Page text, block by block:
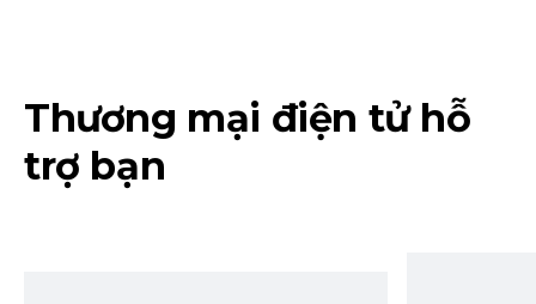
Thương mại điện tử hỗ
trợ bạn